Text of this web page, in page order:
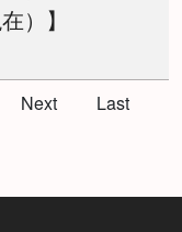
）】
Next
Last